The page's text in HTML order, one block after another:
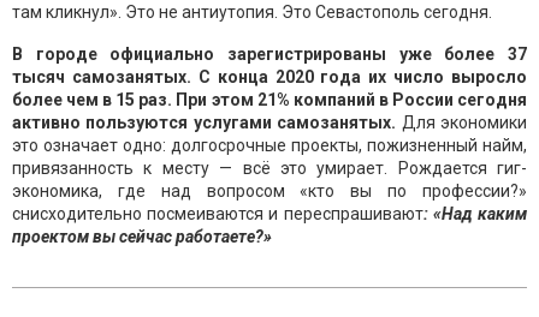
там кликнул». Это не антиутопия. Это Севастополь сегодня.
В городе официально зарегистрированы уже более 37
тысяч самозанятых. С конца 2020 года их число выросло
более чем в 15 раз. При этом 21% компаний в России сегодня
активно пользуются услугами самозанятых. Для экономики
это означает одно: долгосрочные проекты, пожизненный найм,
привязанность к месту — всё это умирает. Рождается гиг-
экономика, где над вопросом «кто вы по профессии?»
снисходительно посмеиваются и переспрашивают: «Над каким
проектом вы сейчас работаете?»